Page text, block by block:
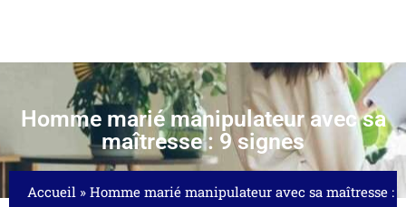
Homme marié manipulateur avec sa
maîtresse : 9 signes
Accueil » Homme marié manipulateur avec sa maîtresse :